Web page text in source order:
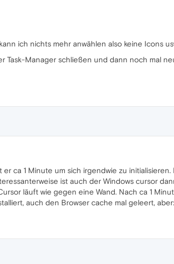
ich nichts mehr anwählen also keine Icons
Task-Manager schließen und dann noch mal
ca 1 Minute um sich irgendwie zu
ist auch der Windows cursor
läuft wie gegen eine Wand. Nach ca 1
auch den Browser cache mal geleert,